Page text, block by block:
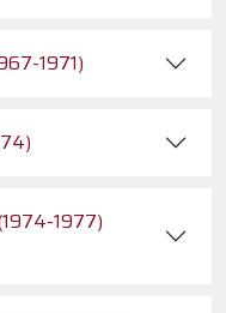
1971)
1977)